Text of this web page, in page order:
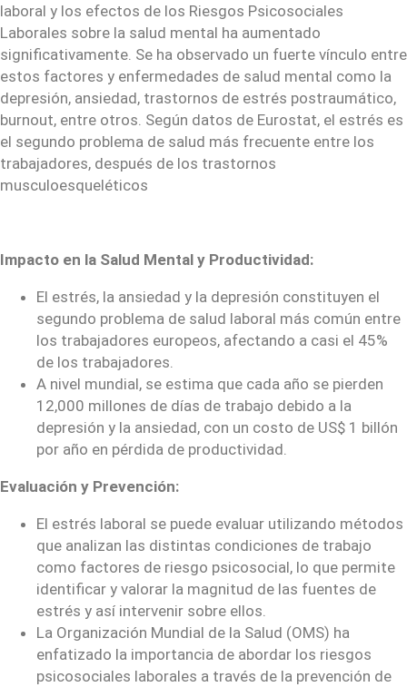
laboral y los efectos de los Riesgos Psicosociales
Laborales sobre la salud mental ha aumentado
significativamente. Se ha observado un fuerte vínculo entre
estos factores y enfermedades de salud mental como la
depresión, ansiedad, trastornos de estrés postraumático,
burnout, entre otros. Según datos de Eurostat, el estrés es
el segundo problema de salud más frecuente entre los
trabajadores, después de los trastornos
musculoesqueléticos
Impacto en la Salud Mental y Productividad:
El estrés, la ansiedad y la depresión constituyen el
segundo problema de salud laboral más común entre
los trabajadores europeos, afectando a casi el 45%
de los trabajadores.
A nivel mundial, se estima que cada año se pierden
12,000 millones de días de trabajo debido a la
depresión y la ansiedad, con un costo de US$ 1 billón
por año en pérdida de productividad.
Evaluación y Prevención:
El estrés laboral se puede evaluar utilizando métodos
que analizan las distintas condiciones de trabajo
como factores de riesgo psicosocial, lo que permite
identificar y valorar la magnitud de las fuentes de
estrés y así intervenir sobre ellos.
La Organización Mundial de la Salud (OMS) ha
enfatizado la importancia de abordar los riesgos
psicosociales laborales a través de la prevención de